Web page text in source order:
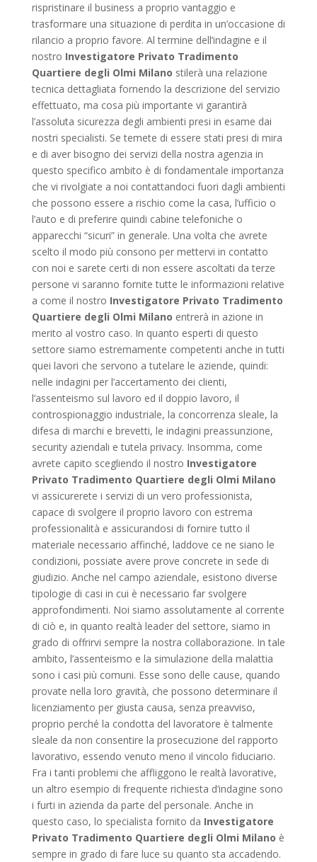
rispristinare il business a proprio vantaggio e
trasformare una situazione di perdita in un’occasione di
rilancio a proprio favore. Al termine dell’indagine e il
nostro Investigatore Privato Tradimento
Quartiere degli Olmi Milano stilerà una relazione
tecnica dettagliata fornendo la descrizione del servizio
effettuato, ma cosa più importante vi garantirà
l’assoluta sicurezza degli ambienti presi in esame dai
nostri specialisti. Se temete di essere stati presi di mira
e di aver bisogno dei servizi della nostra agenzia in
questo specifico ambito è di fondamentale importanza
che vi rivolgiate a noi contattandoci fuori dagli ambienti
che possono essere a rischio come la casa, l’ufficio o
l’auto e di preferire quindi cabine telefoniche o
apparecchi “sicuri” in generale. Una volta che avrete
scelto il modo più consono per mettervi in contatto
con noi e sarete certi di non essere ascoltati da terze
persone vi saranno fornite tutte le informazioni relative
a come il nostro Investigatore Privato Tradimento
Quartiere degli Olmi Milano entrerà in azione in
merito al vostro caso. In quanto esperti di questo
settore siamo estremamente competenti anche in tutti
quei lavori che servono a tutelare le aziende, quindi:
nelle indagini per l’accertamento dei clienti,
l’assenteismo sul lavoro ed il doppio lavoro, il
controspionaggio industriale, la concorrenza sleale, la
difesa di marchi e brevetti, le indagini preassunzione,
security aziendali e tutela privacy. Insomma, come
avrete capito scegliendo il nostro Investigatore
Privato Tradimento Quartiere degli Olmi Milano
vi assicurerete i servizi di un vero professionista,
capace di svolgere il proprio lavoro con estrema
professionalità e assicurandosi di fornire tutto il
materiale necessario affinché, laddove ce ne siano le
condizioni, possiate avere prove concrete in sede di
giudizio. Anche nel campo aziendale, esistono diverse
tipologie di casi in cui è necessario far svolgere
approfondimenti. Noi siamo assolutamente al corrente
di ciò e, in quanto realtà leader del settore, siamo in
grado di offrirvi sempre la nostra collaborazione. In tale
ambito, l’assenteismo e la simulazione della malattia
sono i casi più comuni. Esse sono delle cause, quando
provate nella loro gravità, che possono determinare il
licenziamento per giusta causa, senza preavviso,
proprio perché la condotta del lavoratore è talmente
sleale da non consentire la prosecuzione del rapporto
lavorativo, essendo venuto meno il vincolo fiduciario.
Fra i tanti problemi che affliggono le realtà lavorative,
un altro esempio di frequente richiesta d’indagine sono
i furti in azienda da parte del personale. Anche in
questo caso, lo specialista fornito da Investigatore
Privato Tradimento Quartiere degli Olmi Milano è
sempre in grado di fare luce su quanto sta accadendo.